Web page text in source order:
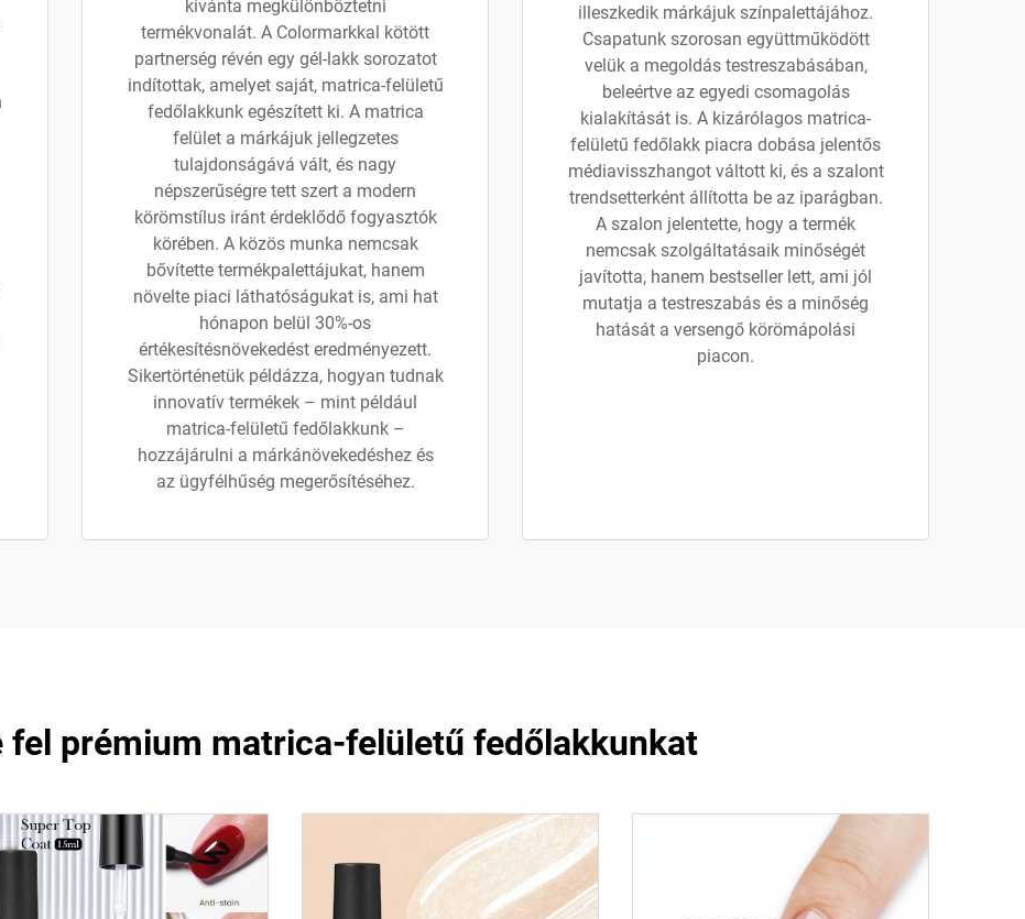
kívánta megkülönböztetni
termékvonalát. A Colormarkkal kötött
partnerség révén egy gél-lakk sorozatot
indítottak, amelyet saját, matrica-felületű
fedőlakkunk egészített ki. A matrica
felület a márkájuk jellegzetes
tulajdonságává vált, és nagy
népszerűségre tett szert a modern
körömstílus iránt érdeklődő fogyasztók
körében. A közös munka nemcsak
bővítette termékpalettájukat, hanem
növelte piaci láthatóságukat is, ami hat
hónapon belül 30%-os
értékesítésnövekedést eredményezett.
Sikertörténetük példázza, hogyan tudnak
innovatív termékek – mint például
matrica-felületű fedőlakkunk –
hozzájárulni a márkánövekedéshez és
az ügyfélhűség megerősítéséhez.
illeszkedik márkájuk színpalettájához.
Csapatunk szorosan együttműködött
velük a megoldás testreszabásában,
beleértve az egyedi csomagolás
kialakítását is. A kizárólagos matrica-
felületű fedőlakk piacra dobása jelentős
médiavisszhangot váltott ki, és a szalont
trendsetterként állította be az iparágban.
A szalon jelentette, hogy a termék
nemcsak szolgáltatásaik minőségét
javította, hanem bestseller lett, ami jól
mutatja a testreszabás és a minőség
hatását a versengő körömápolási
piacon.
fel prémium matrica-felületű fedőlakkunkat